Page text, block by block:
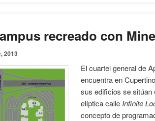
recreado con
2013
El cuartel general de
encuentra en
sus edificios se sitúan
elíptica calleInfinite
concepto de